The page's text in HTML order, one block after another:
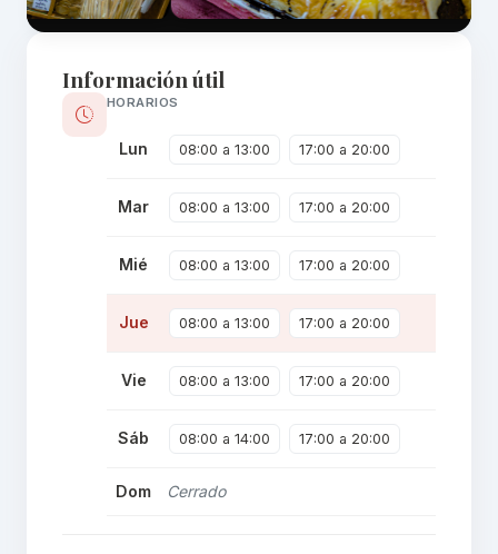
Información útil
HORARIOS
Lun 08:00 a 13:00 17:00 a 20:00
Mar 08:00 a 13:00 17:00 a 20:00
Mié 08:00 a 13:00 17:00 a 20:00
Jue 08:00 a 13:00 17:00 a 20:00
Vie 08:00 a 13:00 17:00 a 20:00
Sáb 08:00 a 14:00 17:00 a 20:00
Dom Cerrado